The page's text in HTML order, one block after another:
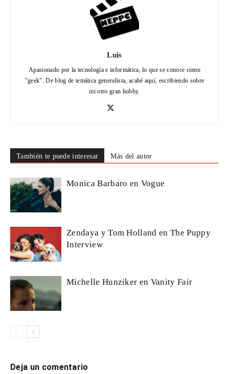
Luis
Apasionado por la tecnología e informática, lo que se conoce como
"geek". De blog de temática generalista, acabé aquí, escribiendo sobre
mi otro gran hobby.
También te puede interesar Más del autor
Monica Barbaro en Vogue
Zendaya y Tom Holland en The Puppy
Interview
Michelle Hunziker en Vanity Fair
Deja un comentario